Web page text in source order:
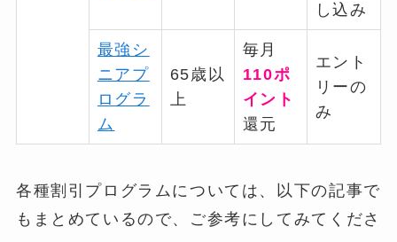
し込み
最強シ
ニアプ
ログラ
ム
65歳以
上
毎月
110ポ
イント
還元
エント
リーの
み
各種割引プログラムについては、以下の記事で
もまとめているので、ご参考にしてみてくださ